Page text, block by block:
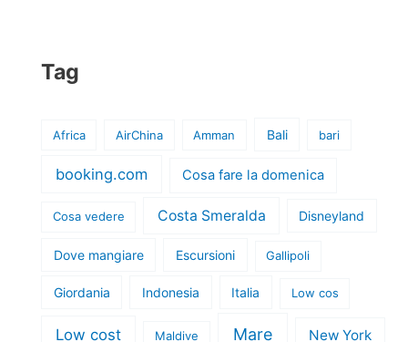
Tag
Africa AirChina Amman Bali bari
booking.com Cosa fare la domenica
Cosa vedere Costa Smeralda Disneyland
Dove mangiare Escursioni Gallipoli
Giordania Indonesia Italia Low cos
Low cost Maldive Mare New York